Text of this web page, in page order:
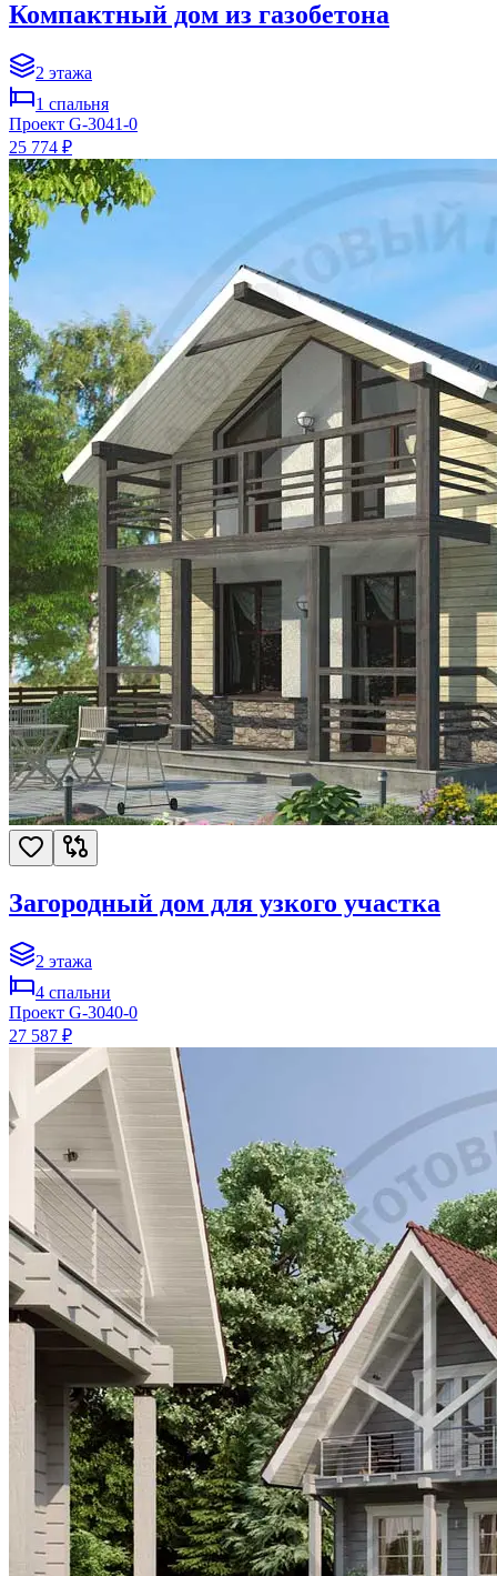
Компактный дом из газобетона
2 этажа
1 спальня
Проект G-3041-0
25 774 ₽
Загородный дом для узкого участка
2 этажа
4 спальни
Проект G-3040-0
27 587 ₽